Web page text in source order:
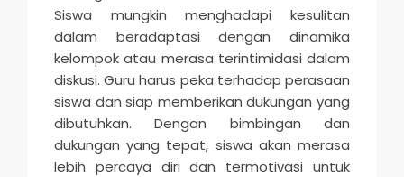
Siswa mungkin menghadapi kesulitan
dalam beradaptasi dengan dinamika
kelompok atau merasa terintimidasi dalam
diskusi. Guru harus peka terhadap perasaan
siswa dan siap memberikan dukungan yang
dibutuhkan. Dengan bimbingan dan
dukungan yang tepat, siswa akan merasa
lebih percaya diri dan termotivasi untuk